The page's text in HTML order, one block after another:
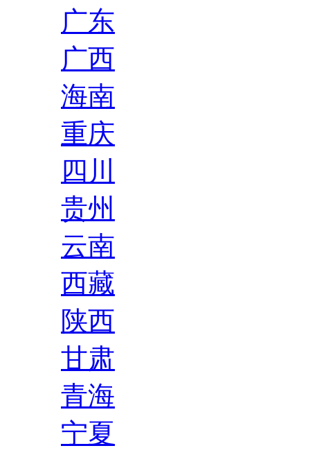
广东
广西
海南
重庆
四川
贵州
云南
西藏
陕西
甘肃
青海
宁夏